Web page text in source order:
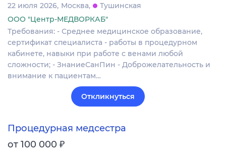
22 июля 2026 Москва
Тушинская
ООО "Центр-МЕДВОРКАБ"
Требования: - Среднее медицинское образование,
сертификат специалиста - работы в процедурном
кабинете, навыки при работе с венами любой
сложности; - ЗнаниеСанПин - Доброжелательность и
внимание к пациентам…
Откликнуться
Процедурная медсестра
от 100 000 ₽